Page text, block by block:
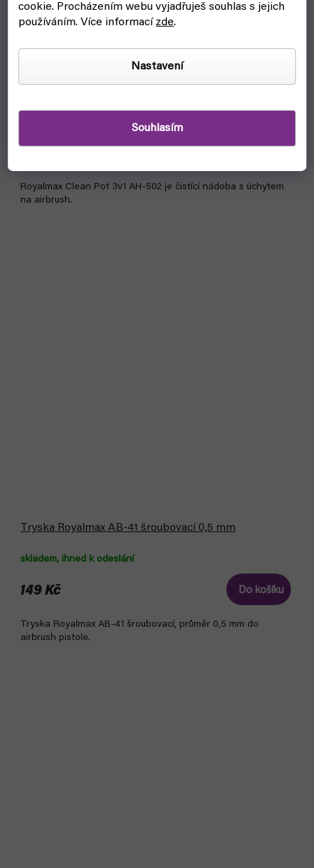
cookie. Procházením webu vyjadřuješ souhlas s jejich
používáním. Více informacízde.
Nastavení
Souhlasím
skladem, ihned k odeslání
Royalmax Clean Pot 3v1 AH-502 je čistící nádoba s úchytem
na airbrush.
Tryska Royalmax AB-41 šroubovací 0,5 mm
skladem, ihned k odeslání
149 Kč Do košíku
Tryska Royalmax AB-41 šroubovací, průměr 0,5 mm do
airbrush pistole.